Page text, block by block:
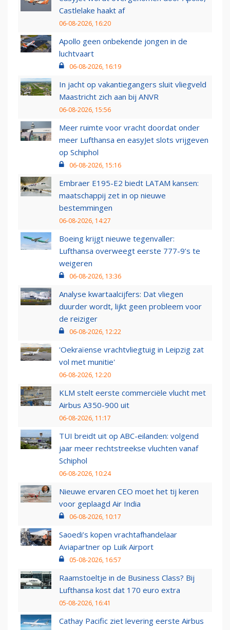
Castlelake haakt af
06-08-2026, 16:20
Apollo geen onbekende jongen in de
luchtvaart
06-08-2026, 16:19
In jacht op vakantiegangers sluit vliegveld
Maastricht zich aan bij ANVR
06-08-2026, 15:56
Meer ruimte voor vracht doordat onder
meer Lufthansa en easyJet slots vrijgeven
op Schiphol
06-08-2026, 15:16
Embraer E195-E2 biedt LATAM kansen:
maatschappij zet in op nieuwe
bestemmingen
06-08-2026, 14:27
Boeing krijgt nieuwe tegenvaller:
Lufthansa overweegt eerste 777-9’s te
weigeren
06-08-2026, 13:36
Analyse kwartaalcijfers: Dat vliegen
duurder wordt, lijkt geen probleem voor
de reiziger
06-08-2026, 12:22
'Oekraïense vrachtvliegtuig in Leipzig zat
vol met munitie'
06-08-2026, 12:20
KLM stelt eerste commerciële vlucht met
Airbus A350-900 uit
06-08-2026, 11:17
TUI breidt uit op ABC-eilanden: volgend
jaar meer rechtstreekse vluchten vanaf
Schiphol
06-08-2026, 10:24
Nieuwe ervaren CEO moet het tij keren
voor geplaagd Air India
06-08-2026, 10:17
Saoedi’s kopen vrachtafhandelaar
Aviapartner op Luik Airport
05-08-2026, 16:57
Raamstoeltje in de Business Class? Bij
Lufthansa kost dat 170 euro extra
05-08-2026, 16:41
Cathay Pacific ziet levering eerste Airbus